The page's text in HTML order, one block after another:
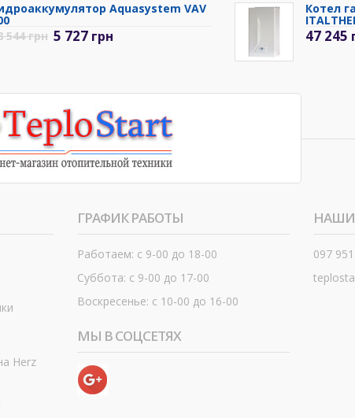
Aquasystem VAV
544грн 5 727 грн
Котел
47 245
Herz
ГРАФИК РАБОТЫ
Работаем: с 9-00 до 18-00
Суббота: с 9-00 до 17-00
Воскресенье: с 10-00 до 16-00
МЫ В СОЦСЕТЯХ
НАШИ
097